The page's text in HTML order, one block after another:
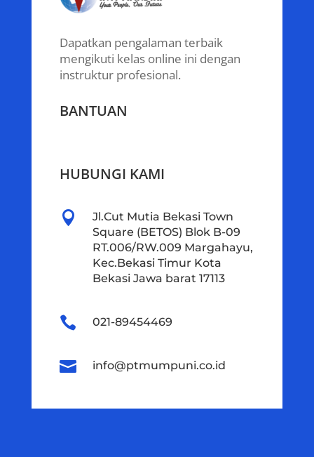
Dapatkan pengalaman terbaik
mengikuti kelas online ini dengan
instruktur profesional.
BANTUAN
HUBUNGI KAMI

Jl.Cut Mutia Bekasi Town
Square (BETOS) Blok B-09
RT.006/RW.009 Margahayu,
Kec.Bekasi Timur Kota
Bekasi Jawa barat 17113
 021-89454469
 info@ptmumpuni.co.id